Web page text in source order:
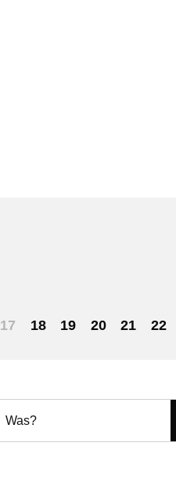
17 18 19 20 21 22
Was?